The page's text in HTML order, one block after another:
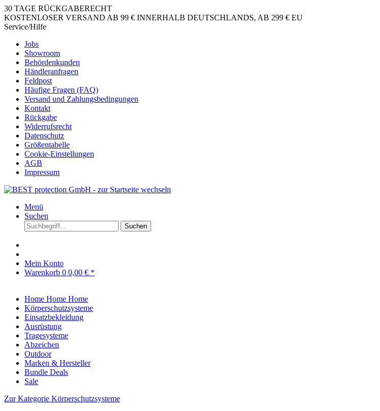
30 TAGE RÜCKGABERECHT
KOSTENLOSER VERSAND AB 99 € INNERHALB DEUTSCHLANDS, AB 299 € EU
Service/Hilfe
Jobs
Showroom
Behördenkunden
Händleranfragen
Feldpost
Häufige Fragen (FAQ)
Versand und Zahlungsbedingungen
Kontakt
Rückgabe
Widerrufsrecht
Datenschutz
Größentabelle
Cookie-Einstellungen
AGB
Impressum
Menü
Suchen
Suchen
Mein Konto
Warenkorb 0 0,00 € *
Home Home Home
Körperschutzsysteme
Einsatzbekleidung
Ausrüstung
Tragesysteme
Abzeichen
Outdoor
Marken & Hersteller
Bundle Deals
Sale
Zur Kategorie Körperschutzsysteme